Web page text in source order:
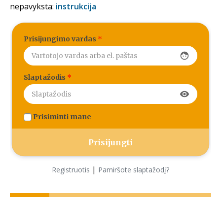
nepavyksta: instrukcija
Prisijungimo vardas *
face
Slaptažodis *
visibility
Prisiminti mane
Registruotis | Pamiršote slaptažodį?